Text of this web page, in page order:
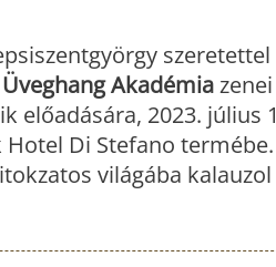
Üveghang Akadémia
előadására, 2023. július
Hotel Di Stefano
világába kalauzol